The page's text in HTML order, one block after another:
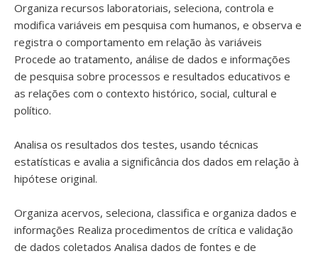
Organiza recursos laboratoriais, seleciona, controla e
modifica variáveis em pesquisa com humanos, e observa e
registra o comportamento em relação às variáveis
Procede ao tratamento, análise de dados e informações
de pesquisa sobre processos e resultados educativos e
as relações com o contexto histórico, social, cultural e
político.
Analisa os resultados dos testes, usando técnicas
estatísticas e avalia a significância dos dados em relação à
hipótese original.
Organiza acervos, seleciona, classifica e organiza dados e
informações Realiza procedimentos de crítica e validação
de dados coletados Analisa dados de fontes e de